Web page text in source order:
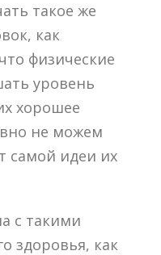
такое же
как
физические
уровень
хорошее
не можем
самой идеи их
с такими
здоровья, как